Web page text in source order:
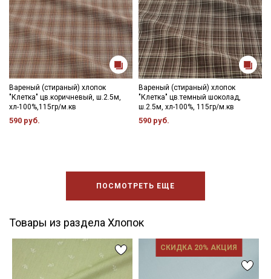
Вареный (стираный) хлопок
"Клетка" цв.коричневый, ш.2.5м,
хл-100%,115гр/м.кв
590 руб.
Вареный (стираный) хлопок
"Клетка" цв.темный шоколад,
ш.2.5м, хл-100%, 115гр/м.кв
590 руб.
ПОСМОТРЕТЬ ЕЩЕ
Товары из раздела Хлопок
СКИДКА 20% АКЦИЯ